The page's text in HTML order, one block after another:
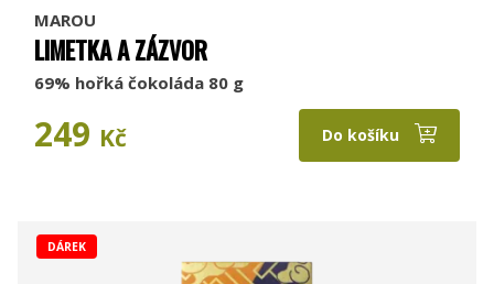
MAROU
LIMETKA A ZÁZVOR
69% hořká čokoláda 80 g
249 Kč Do košíku
DÁREK